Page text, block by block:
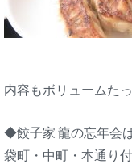
内容もボリュームたっ
◆餃子家 龍の忘年会
袋町・中町・本通り